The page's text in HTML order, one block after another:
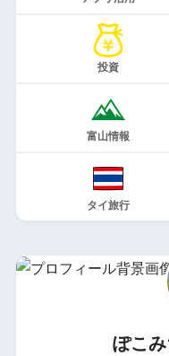
投資
富山情報
タイ旅行
ぽこ